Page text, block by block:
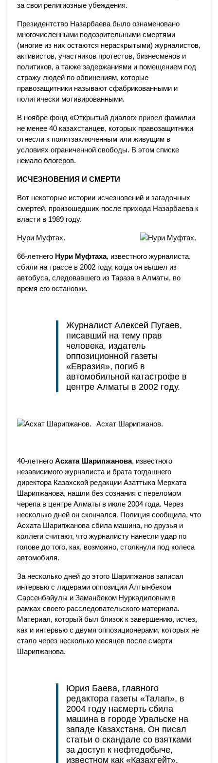
за свои религиозные убеждения.
Президентство Назарбаева было ознаменовано
многочисленными подозрительными смертями
(многие из них остаются нераскрытыми) журналистов,
активистов, участников протестов, бизнесменов и
политиков, а также задержаниями и помещением под
стражу людей по обвинениям, которые
правозащитники называют сфабрикованными и
политически мотивированными.
В ноябре фонд «Открытый диалог» привел фамилии
не менее 40 казахстанцев, которых правозащитники
отнесли к политзаключенным или живущим в
условиях ограниченной свободы. В этом списке
немало блогеров.
ИСЧЕЗНОВЕНИЯ И СМЕРТИ
Вот некоторые истории исчезновений и загадочных
смертей, произошедших после прихода Назарбаева к
власти в 1989 году.
Нури Муфтах.
​66-летнего Нури Муфтаха, известного журналиста,
сбили на трассе в 2002 году, когда он вышел из
автобуса, следовавшего из Тараза в Алматы, во
время его остановки.
Журналист Алексей Пугаев,
писавший на тему прав
человека, издатель
оппозиционной газеты
«Евразия», погиб в
автомобильной катастрофе в
центре Алматы в 2002 году.
Асхат Шарипжанов.
40-летнего Асхата Шарипжанова, известного
независимого журналиста и брата тогдашнего
директора Казахской редакции Азаттыка Мерхата
Шарипжанова, нашли без сознания с переломом
черепа в центре Алматы в июле 2004 года. Через
несколько дней он скончался. Полиция сообщила, что
Асхата Шарипжанова сбила машина, но друзья и
коллеги считают, что журналисту нанесли удар по
голове до того, как, возможно, столкнули под колеса
автомобиля.
За несколько дней до этого Шарипжанов записал
интервью с лидерами оппозиции Алтынбеком
Сарсенбайулы и Заманбеком Нуркадиловым в
рамках своего расследовательского материала.
Материал, который был близок к завершению, исчез,
как и интервью с двумя оппозиционерами, которых не
стало через несколько месяцев после смерти
Шарипжанова.
Юрия Баева, главного
редактора газеты «Талап», в
2004 году насмерть сбила
машина в городе Уральске на
западе Казахстана. Он писал
статьи о скандале со взятками
за доступ к нефтедобыче,
известном как «Казахгейт».